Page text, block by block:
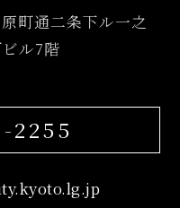
町通二条下ル一之
ル7階
2255